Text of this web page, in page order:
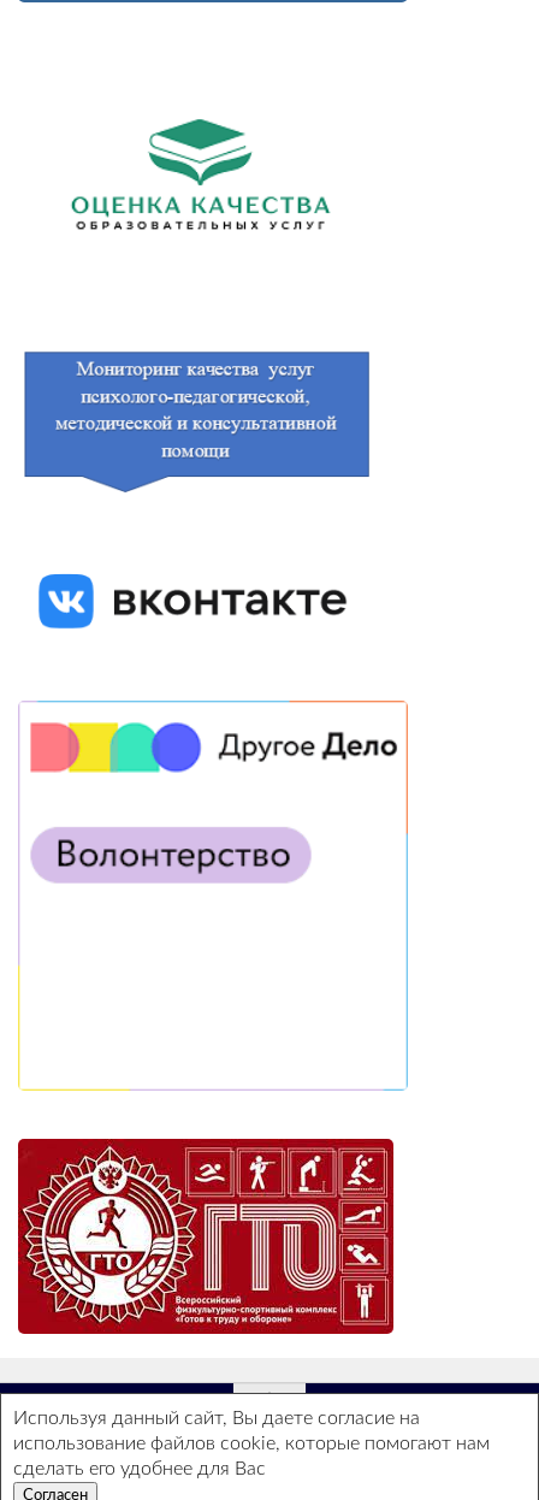
ГБОУ СОШ №2 - Все права защищены ©
Используя данный сайт, Вы даете согласие на
использование файлов cookie, которые помогают нам
сделать его удобнее для Вас
Согласен